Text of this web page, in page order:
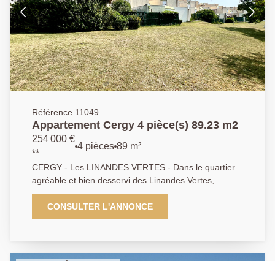
Référence 11049
Appartement Cergy 4 pièce(s) 89.23 m2
254 000 €
**
4 pièces 89 m²
CERGY - Les LINANDES VERTES - Dans le quartier
agréable et bien desservi des Linandes Vertes,
découvrez ce grand appartement de 4 pièces de
89,23 m², idéal pour accueillir une famille ou réaliser
un investissement locatif attractif. L'appartement offre
pour partager des moments conviviaux. L'espace nuit
CONSULTER L'ANNONCE